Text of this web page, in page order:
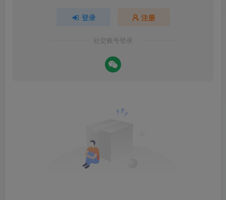
登录 注册
社交账号登录